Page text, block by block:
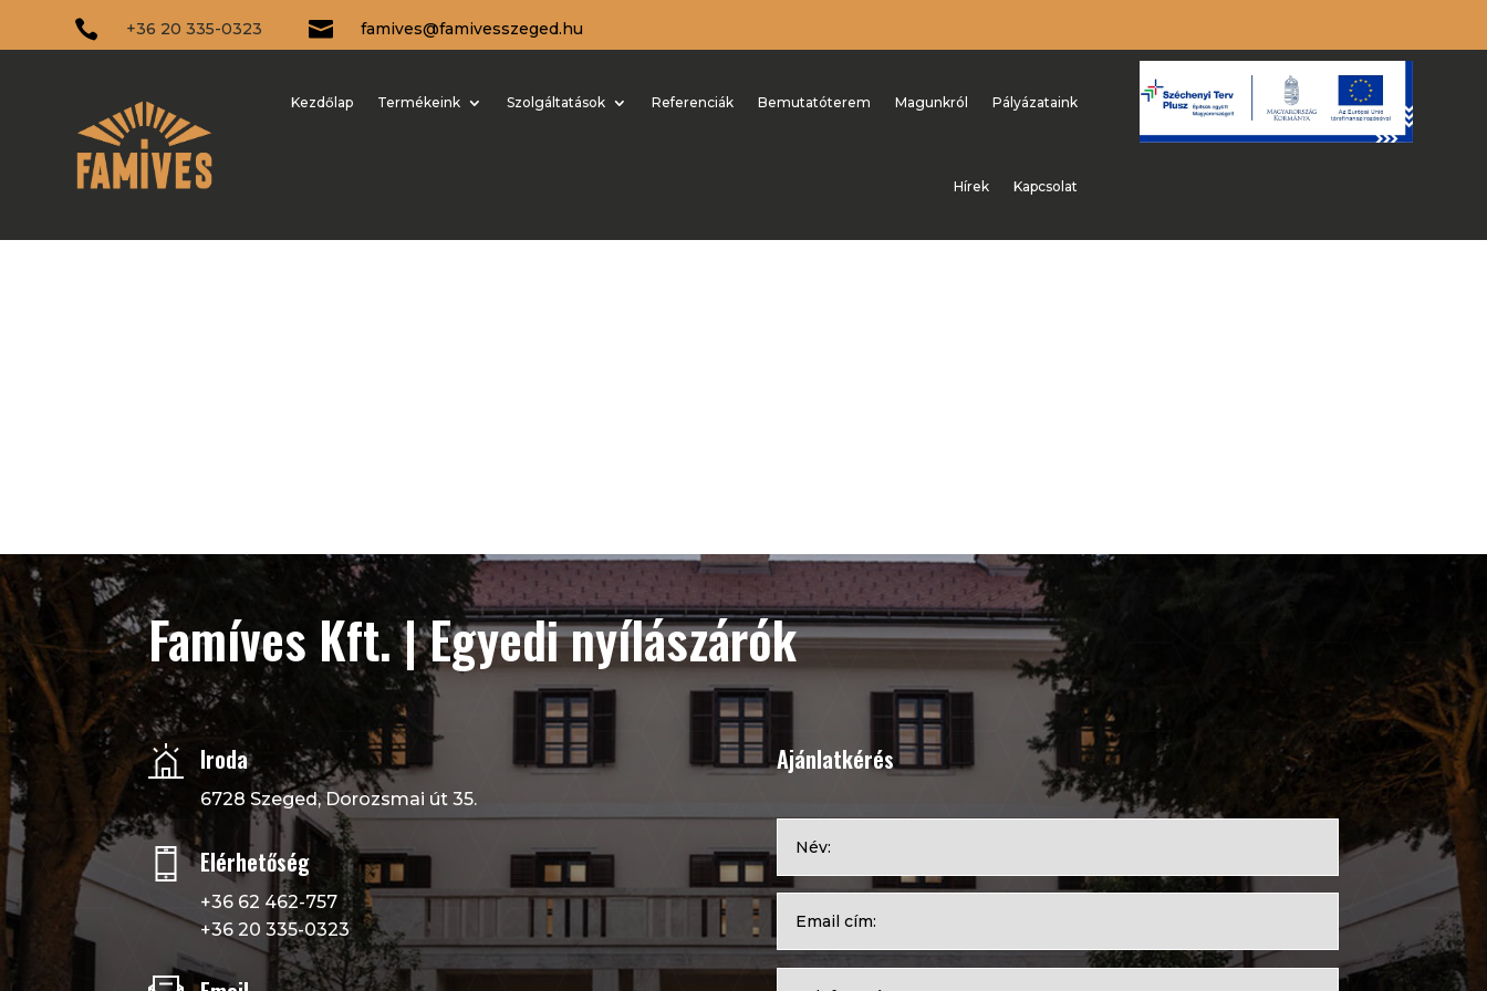
 +36 20 335-0323  famives@famivesszeged.hu
Kezdőlap Termékeink Szolgáltatások Referenciák Bemutatóterem Magunkról Pályázataink
Hírek Kapcsolat
Famíves Kft. | Egyedi nyílászárók
Iroda
6728 Szeged, Dorozsmai út 35.
Elérhetőség
+36 62 462-757
+36 20 335-0323
Ajánlatkérés